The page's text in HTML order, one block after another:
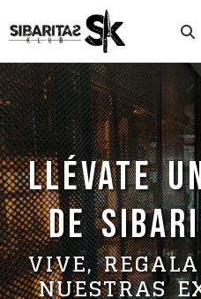
LLÉVATE
DE
VIVE,
NUESTRAS